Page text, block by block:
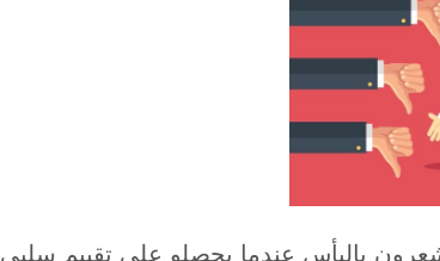
باليأس عندما يحصلو على تقييم سلبي